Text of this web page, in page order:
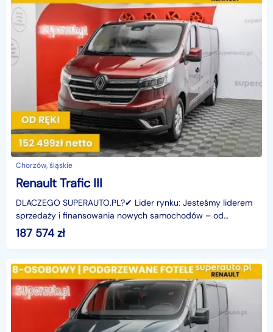
Chorzów, śląskie
Renault Trafic III
DLACZEGO SUPERAUTO.PL?✔ Lider rynku: Jesteśmy liderem
sprzedaży i finansowania nowych samochodów – od
osobowych, przez dostawcze, po segment premium.✔
Zaufanie
187 574zł